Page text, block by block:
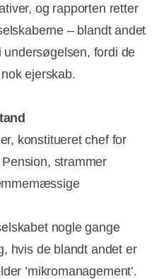
og rapporten retter
– blandt andet
undersøgelsen, fordi de
ejerskab.
konstitueret chef for
strammer
nogle gange
hvis de blandt andet er
’mikromanagement’.